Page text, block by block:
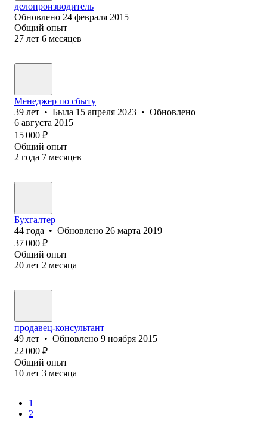
делопроизводитель
Обновлено 24 февраля 2015
Общий опыт
27 лет 6 месяцев
Менеджер по сбыту
39 лет • Была 15 апреля 2023 • Обновлено
6 августа 2015
15 000 ₽
Общий опыт
2 года 7 месяцев
Бухгалтер
44 года • Обновлено 26 марта 2019
37 000 ₽
Общий опыт
20 лет 2 месяца
продавец-консультант
49 лет • Обновлено 9 ноября 2015
22 000 ₽
Общий опыт
10 лет 3 месяца
1
2